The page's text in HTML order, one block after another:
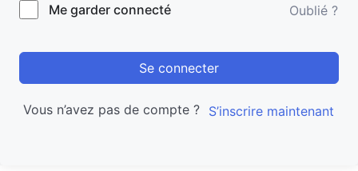
Me garder connecté Oublié ?
Se connecter
Vous n’avez pas de compte ? S’inscrire maintenant